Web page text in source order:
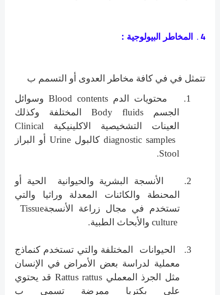
4
. المخاطر البيولوجية :
تتمثل في في كافة مخاطر العدوى أو التسمم ب
1.
محتويات الدمBlood contents وسوائل
الجسم Body fluids
المختلفة وكذلك
العينات التشخيصية الاكلينيكية Clinical
diagnostic samples كالبول Urine
أو البراز
Stool
.
2.
الأنسجة البشرية والحيوانية الحية أو
المحنطة والكائنات المعدلة وراثيا والتي
تستخدم في مجال زراعة الأنسجةTissue
culture والأبحاث الطبية.
3.
الحيوانات المختلفة والتي تستخدم كنماذج
معملية لدراسة بعض الأمراض في الإنسان
مثل الجرذ المعملي Rattus rattus قد يحتوي
على بكتريا ممرضة تسمى ب